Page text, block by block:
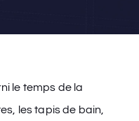
le temps de la
les tapis de bain,